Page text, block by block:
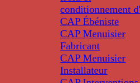
conditionnement
CAP Ébéniste
CAP Menuisier
Fabricant
CAP Menuisier
Installateur